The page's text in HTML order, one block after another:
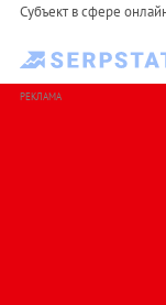
Субъект в сфере
РЕКЛАМА